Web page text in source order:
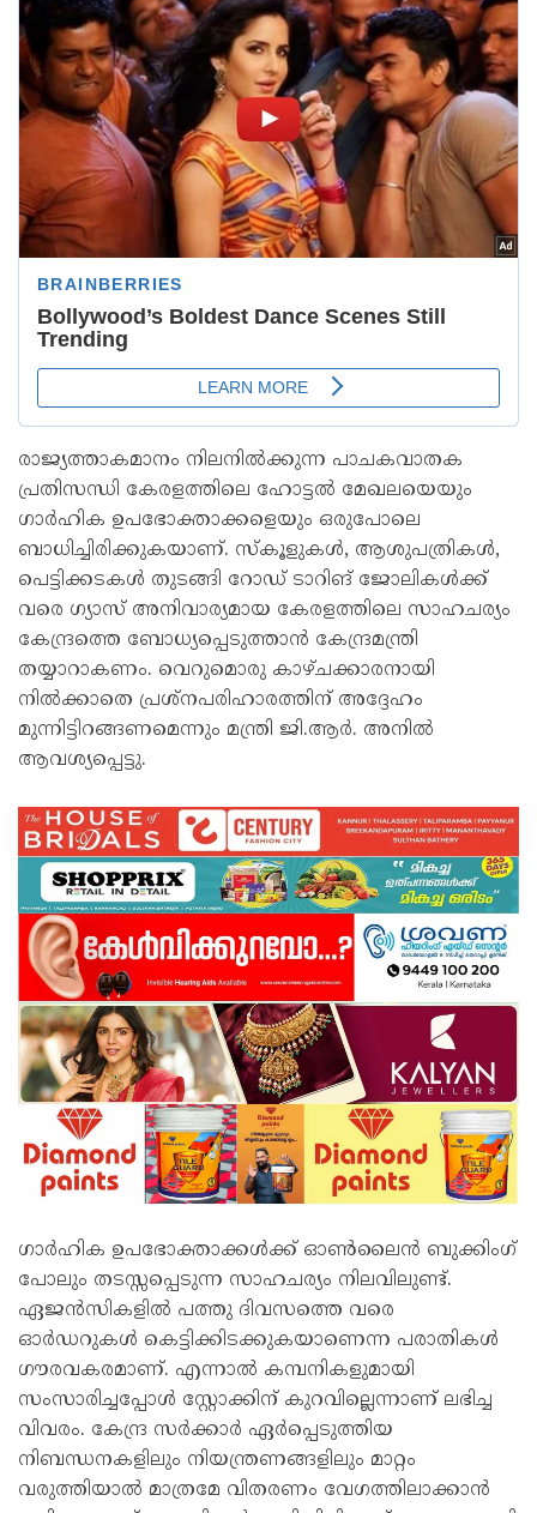
രാജ്യത്താകമാനം നിലനിൽക്കുന്ന പാചകവാതക
പ്രതിസന്ധി കേരളത്തിലെ ഹോട്ടൽ മേഖലയെയും
ഗാർഹിക ഉപഭോക്താക്കളെയും ഒരുപോലെ
ബാധിച്ചിരിക്കുകയാണ്. സ്കൂളുകൾ, ആശുപത്രികൾ,
പെട്ടിക്കടകൾ തുടങ്ങി റോഡ് ടാറിങ് ജോലികൾക്ക്
വരെ ഗ്യാസ് അനിവാര്യമായ കേരളത്തിലെ സാഹചര്യം
കേന്ദ്രത്തെ ബോധ്യപ്പെടുത്താൻ കേന്ദ്രമന്ത്രി
തയ്യാറാകണം. വെറുമൊരു കാഴ്ചക്കാരനായി
നിൽക്കാതെ പ്രശ്നപരിഹാരത്തിന് അദ്ദേഹം
മുന്നിട്ടിറങ്ങണമെന്നും മന്ത്രി ജി.ആർ. അനിൽ
ആവശ്യപ്പെട്ടു.
ഗാർഹിക ഉപഭോക്താക്കൾക്ക് ഓൺലൈൻ ബുക്കിംഗ്
പോലും തടസ്സപ്പെടുന്ന സാഹചര്യം നിലവിലുണ്ട്.
ഏജൻസികളിൽ പത്തു ദിവസത്തെ വരെ
ഓർഡറുകൾ കെട്ടിക്കിടക്കുകയാണെന്ന പരാതികൾ
ഗൗരവകരമാണ്. എന്നാൽ കമ്പനികളുമായി
സംസാരിച്ചപ്പോൾ സ്റ്റോക്കിന് കുറവില്ലെന്നാണ് ലഭിച്ച
വിവരം. കേന്ദ്ര സർക്കാർ ഏർപ്പെടുത്തിയ
നിബന്ധനകളിലും നിയന്ത്രണങ്ങളിലും മാറ്റം
വരുത്തിയാൽ മാത്രമേ വിതരണം വേഗത്തിലാക്കാൻ